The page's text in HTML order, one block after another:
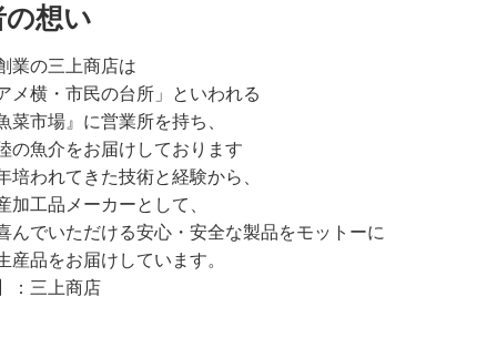
の想い
業の三上商店は
メ横・市民の台所」といわれる
菜市場』に営業所を持ち、
の魚介をお届けしております
培われてきた技術と経験から、
加工品メーカーとして、
んでいただける安心・安全な製品をモットーに
産品をお届けしています。
：三上商店